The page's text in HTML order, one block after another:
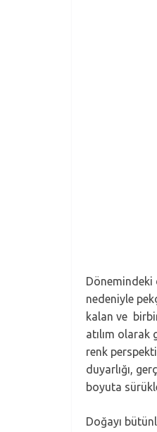
Dönemindeki
nedeniyle
kalan ve
atılım olarak
renk
duyarlığı,
boyuta
Doğayı